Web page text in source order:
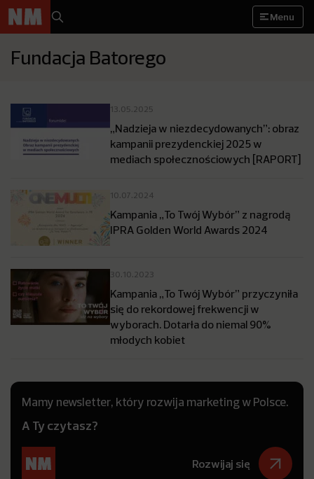
Menu
Fundacja Batorego
13.05.2025
„Nadzieja w niezdecydowanych”: obraz
kampanii prezydenckiej 2025 w
mediach społecznościowych [RAPORT]
10.07.2024
Kampania „To Twój Wybór” z nagrodą
IPRA Golden World Awards 2024
30.10.2023
Kampania „To Twój Wybór” przyczyniła
się do rekordowej frekwencji w
wyborach. Dotarła do niemal 90%
młodych kobiet
Mamy newsletter, który rozwija marketing w Polsce.
A Ty czytasz?
Rozwijaj się